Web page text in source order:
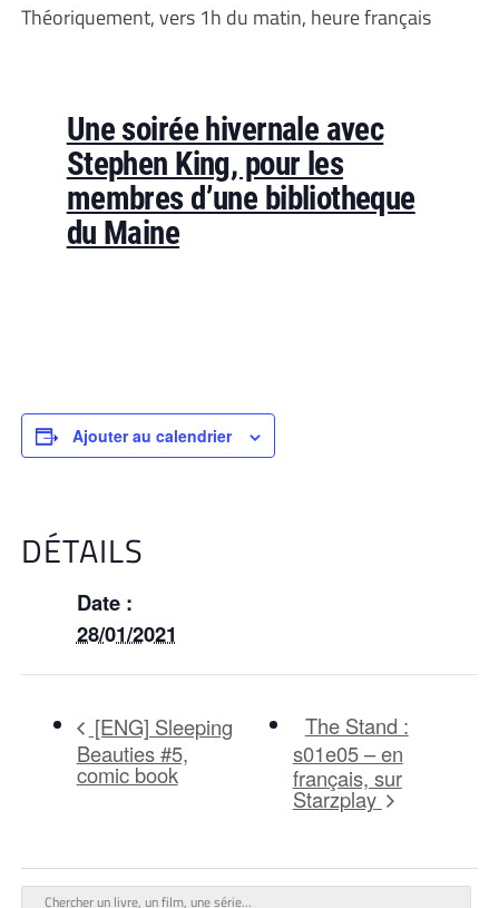
Théoriquement, vers 1h du matin, heure français
Une soirée hivernale avec
Stephen King, pour les
membres d’une bibliotheque
du Maine
Ajouter au calendrier
DÉTAILS
Date :
28/01/2021
[ENG] Sleeping
Beauties #5,
comic book
The Stand :
s01e05 – en
français, sur
Starzplay